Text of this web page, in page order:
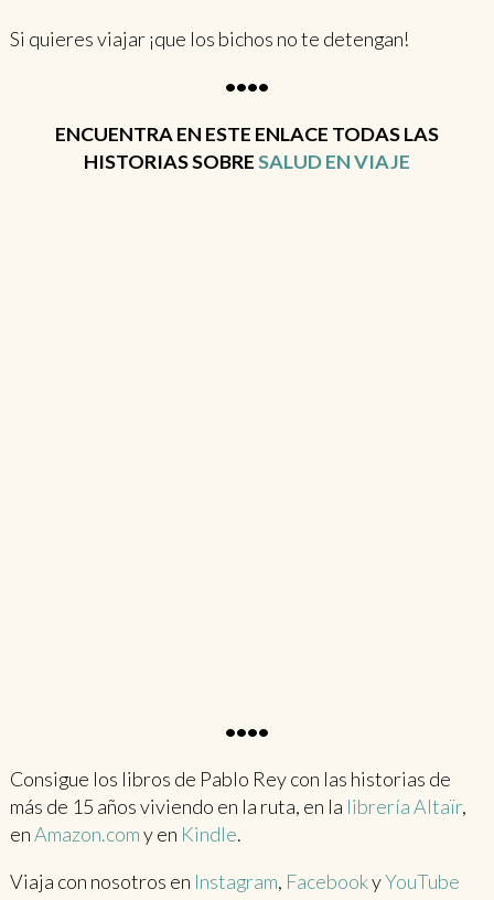
Si quieres viajar ¡que los bichos no te detengan!
••••
ENCUENTRA EN ESTE ENLACE TODAS LAS
HISTORIAS SOBRESALUD EN VIAJE
••••
Consigue los libros de Pablo Rey con las historias de
más de 15 años viviendo en la ruta, en la librería Altaïr,
enAmazon.comy en Kindle.
Viaja con nosotros en Instagram, FacebookyYouTube